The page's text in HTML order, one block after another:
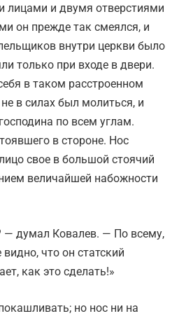
лицами и двумя отверстиями
он прежде так смеялся, и
внутри церкви было
только при входе в двери.
в таком расстроенном
в силах был молиться, и
по всем углам.
в стороне. Нос
свое в большой стоячий
величайшей набожности
— думал Ковалев. — По всему,
что он статский
как это сделать!»
но нос ни на